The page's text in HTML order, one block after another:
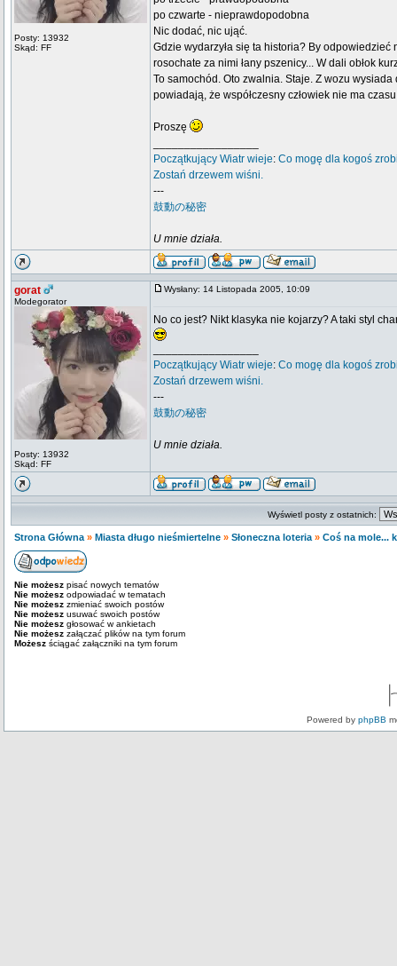
Posty: 13932
Skąd: FF
po czwarte - nieprawdopodobna
Nic dodać, nic ująć.
Gdzie wydarzyła się ta historia? By
rosochate za nimi łany pszenicy... W dali obłok
To samochód. Oto zwalnia. Staje. Z wozu
powiadają, że współczesny człowiek nie ma
Proszę
Początkujący Wiatr wieje: Co mogę dla kogoś
Zostań drzewem wiśni.
---
鼓動の秘密
U mnie działa.
gorat
Modegorator
Posty: 13932
Skąd: FF
Wysłany: 14 Listopada 2005, 10:09
No co jest? Nikt klasyka nie kojarzy? A taki styl
Początkujący Wiatr wieje: Co mogę dla kogoś
Zostań drzewem wiśni.
---
鼓動の秘密
U mnie działa.
Wyświetl posty z ostatnich:
Strona Główna » Miasta długo nieśmiertelne » Słoneczna loteria » Coś na mole...
Nie możesz pisać nowych tematów
Nie możesz odpowiadać w tematach
Nie możesz zmieniać swoich postów
Nie możesz usuwać swoich postów
Nie możesz głosować w ankietach
Nie możesz załączać plików na tym forum
Możesz ściągać załączniki na tym forum
Powered by phpBB